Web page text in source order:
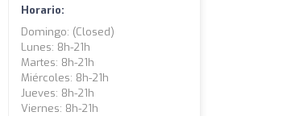
Horario:
Domingo: (closed)
Lunes: 8h-21h
Martes: 8h-21h
Miércoles: 8h-21h
Jueves: 8h-21h
Viernes: 8h-21h